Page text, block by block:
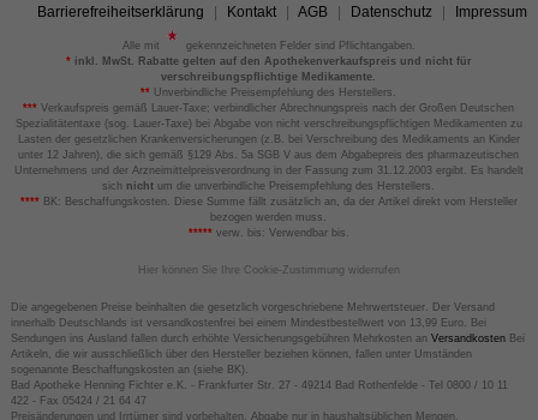
Barrierefreiheitserklärung Kontakt AGB Datenschutz Impressum
Alle mit
gekennzeichneten Felder sind Pflichtangaben.
*inkl. MwSt. Rabatte gelten auf den Apothekenverkaufspreis und nicht für
verschreibungspflichtige Medikamente.
** Unverbindliche Preisempfehlung des Herstellers.
*** Verkaufspreis gemäß Lauer-Taxe; verbindlicher Abrechnungspreis nach der Großen Deutschen
Spezialitätentaxe (sog. Lauer-Taxe) bei Abgabe von nicht verschreibungspflichtigen Medikamenten zu
Lasten der gesetzlichen Krankenversicherungen (z.B. bei Verschreibung des Medikaments an Kinder
unter 12 Jahren), die sich gemäß §129 Abs. 5a SGB V aus dem Abgabepreis des pharmazeutischen
Unternehmens und der Arzneimittelpreisverordnung in der Fassung zum 31.12.2003 ergibt. Es handelt
sich nicht um die unverbindliche Preisempfehlung des Herstellers.
****BK: Beschaffungskosten. Diese Summe fällt zusätzlich an, da der Artikel direkt vom Hersteller
bezogen werden muss.
*****verw. bis: Verwendbar bis.
Hier können Sie Ihre Cookie-Zustimmung widerrufen
Die angegebenen Preise beinhalten die gesetzlich vorgeschriebene Mehrwertsteuer. Der Versand
innerhalb Deutschlands ist versandkostenfrei bei einem Mindestbestellwert von 13,99 Euro. Bei
Sendungen ins Ausland fallen durch erhöhte Versicherungsgebühren Mehrkosten an VersandkostenBei
Artikeln, die wir ausschließlich über den Hersteller beziehen können, fallen unter Umständen
sogenannte Beschaffungskosten an (siehe BK).
Bad Apotheke Henning Fichter e.K. - Frankfurter Str. 27 - 49214 Bad Rothenfelde - Tel 0800 / 10 11
422 - Fax 05424 / 21 64 47
Preisänderungen und Irrtümer sind vorbehalten. Abgabe nur in haushaltsüblichen Mengen.